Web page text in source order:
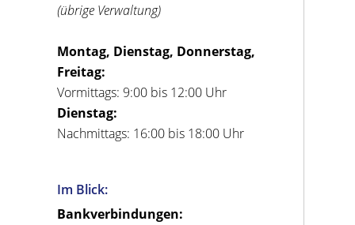
(übrige Verwaltung)
Montag, Dienstag, Donnerstag,
Freitag:
Vormittags: 9:00 bis 12:00 Uhr
Dienstag:
Nachmittags: 16:00 bis 18:00 Uhr
Im Blick:
Bankverbindungen: